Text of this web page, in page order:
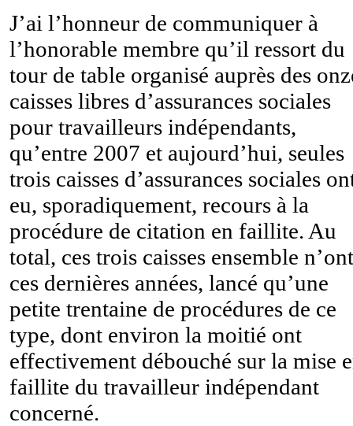
J’ai l’honneur de communiquer à
l’honorable membre qu’il ressort du
tour de table organisé auprès des
caisses libres d’assurances sociales
pour travailleurs indépendants,
qu’entre 2007 et aujourd’hui, seules
trois caisses d’assurances sociales
eu, sporadiquement, recours à la
procédure de citation en faillite. Au
total, ces trois caisses ensemble
ces dernières années, lancé qu’une
petite trentaine de procédures de ce
type, dont environ la moitié ont
effectivement débouché sur la mise
faillite du travailleur indépendant
concerné.